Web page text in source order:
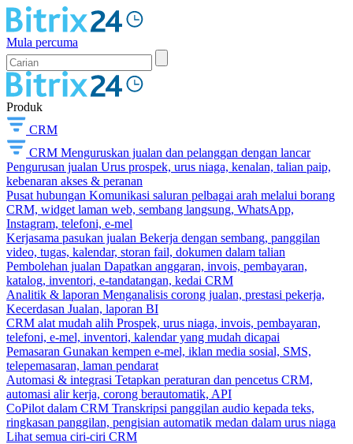
Mula percuma
Produk
CRM
CRM Menguruskan jualan dan pelanggan dengan lancar
Pengurusan jualan Urus prospek, urus niaga, kenalan, talian paip,
kebenaran akses & peranan
Pusat hubungan Komunikasi saluran pelbagai arah melalui borang
CRM, widget laman web, sembang langsung, WhatsApp,
Instagram, telefoni, e-mel
Kerjasama pasukan jualan Bekerja dengan sembang, panggilan
video, tugas, kalendar, storan fail, dokumen dalam talian
Pembolehan jualan Dapatkan anggaran, invois, pembayaran,
katalog, inventori, e-tandatangan, kedai CRM
Analitik & laporan Menganalisis corong jualan, prestasi pekerja,
Kecerdasan Jualan, laporan BI
CRM alat mudah alih Prospek, urus niaga, invois, pembayaran,
telefoni, e-mel, inventori, kalendar yang mudah dicapai
Pemasaran Gunakan kempen e-mel, iklan media sosial, SMS,
telepemasaran, laman pendarat
Automasi & integrasi Tetapkan peraturan dan pencetus CRM,
automasi alir kerja, corong berautomatik, API
CoPilot dalam CRM Transkripsi panggilan audio kepada teks,
ringkasan panggilan, pengisian automatik medan dalam urus niaga
Lihat semua ciri-ciri CRM